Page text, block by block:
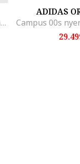
Logós bőrsneaeker, Fehér/Aranyszín
ADIDAS